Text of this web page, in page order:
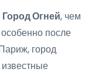
Город Огней, чем
после
город